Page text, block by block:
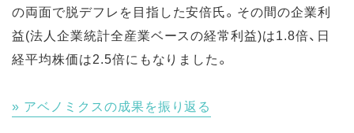
の両面で脱デフレを目指した安倍氏。その間の企業利
益(法人企業統計全産業ベースの経常利益)は1.8倍、日
経平均株価は2.5倍にもなりました。
アベノミクスの成果を振り返る